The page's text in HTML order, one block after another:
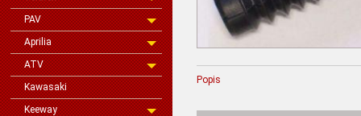
PAV
Aprilia
ATV
Kawasaki
Keeway
Popis